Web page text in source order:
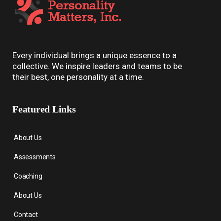
Every individual brings a unique essence to a
collective. We inspire leaders and teams to be
their best, one personality at a time.
Featured Links
About Us
Assessments
Coaching
About Us
Contact